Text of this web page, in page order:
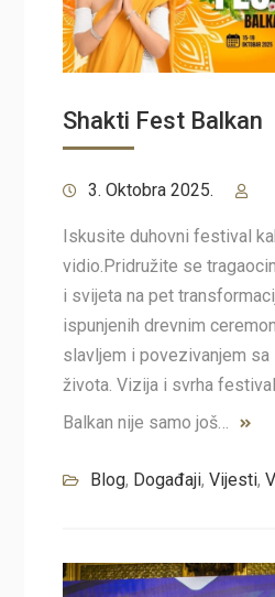
Shakti Fest Balkan
3. Oktobra 2025.
Iskusite duhovni festival
vidio.Pridružite se
i svijeta na pet
ispunjenih drevnim
slavljem i povezivanjem
života. Vizija i svrha
Balkan nije samo još…
Blog, Događaji, Vijesti,